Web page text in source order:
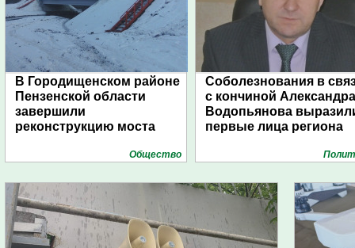
В Городищенском районе
Пензенской области
завершили
реконструкцию моста
Общество
Соболезнования в
с кончиной Александра
Водопьянова
первые лица региона